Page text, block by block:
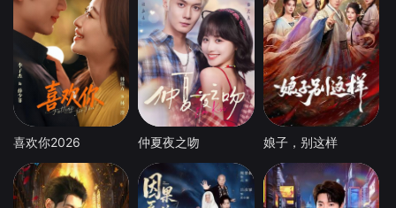
喜欢你2026 仲夏夜之吻 娘子，别这样